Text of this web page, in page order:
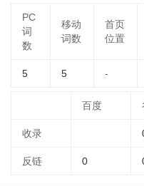
PC
词
数
移动
词数
首页
位置
5 5 -
百度
收录
反链 0